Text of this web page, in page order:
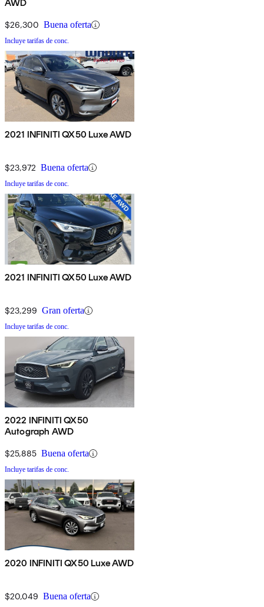
AWD
$26,300 Buena oferta
Incluye tarifas de conc.
2021 INFINITI QX50 Luxe AWD
$23,972 Buena oferta
Incluye tarifas de conc.
2021 INFINITI QX50 Luxe AWD
$23,299 Gran oferta
Incluye tarifas de conc.
2022 INFINITI QX50
Autograph AWD
$25,885 Buena oferta
Incluye tarifas de conc.
2020 INFINITI QX50 Luxe AWD
$20,049 Buena oferta